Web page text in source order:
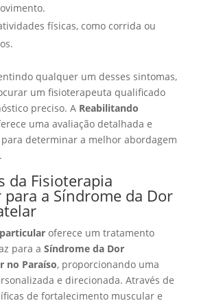
físicas, como corrida ou
qualquer um desses sintomas,
um fisioterapeuta qualificado
preciso. A Reabilitando
uma avaliação detalhada e
determinar a melhor abordagem
da Fisioterapia
para a Síndrome da Dor
oferece um tratamento
para a Síndrome da Dor
no Paraíso, proporcionando uma
e direcionada. Através de
de fortalecimento muscular e